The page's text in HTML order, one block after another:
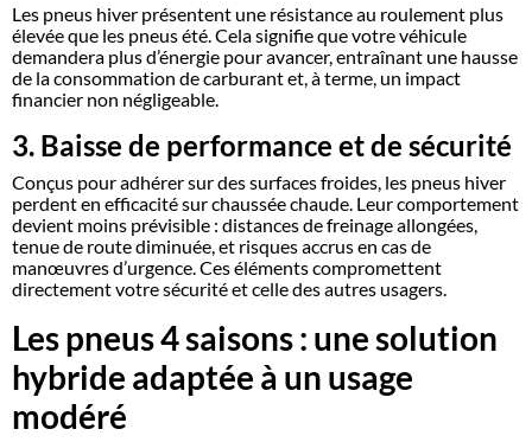
Les pneus hiver présentent une résistance au roulement plus
élevée que les pneus été. Cela signifie que votre véhicule
demandera plus d’énergie pour avancer, entraînant une hausse
de la consommation de carburant et, à terme, un impact
financier non négligeable.
3. Baisse de performance et de sécurité
Conçus pour adhérer sur des surfaces froides, les pneus hiver
perdent en efficacité sur chaussée chaude. Leur comportement
devient moins prévisible : distances de freinage allongées,
tenue de route diminuée, et risques accrus en cas de
manœuvres d’urgence. Ces éléments compromettent
directement votre sécurité et celle des autres usagers.
Les pneus 4 saisons : une solution
hybride adaptée à un usage
modéré